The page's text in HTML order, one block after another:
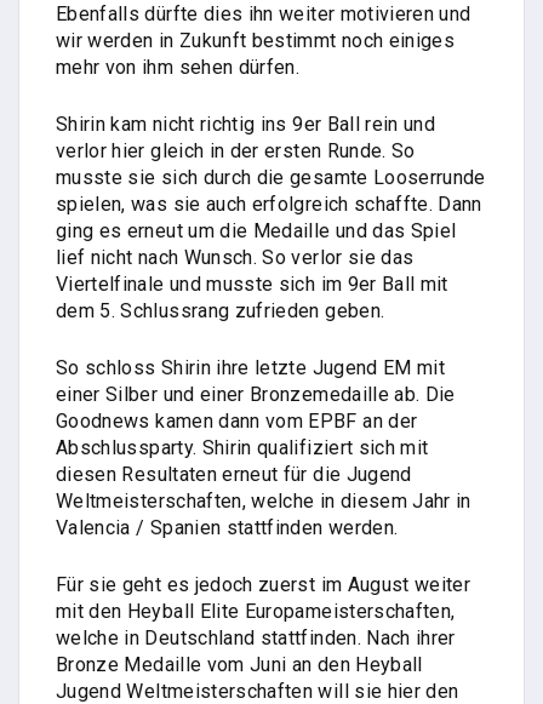
Ebenfalls dürfte dies ihn weiter motivieren und
wir werden in Zukunft bestimmt noch einiges
mehr von ihm sehen dürfen.
Shirin kam nicht richtig ins 9er Ball rein und
verlor hier gleich in der ersten Runde. So
musste sie sich durch die gesamte Looserrunde
spielen, was sie auch erfolgreich schaffte. Dann
ging es erneut um die Medaille und das Spiel
lief nicht nach Wunsch. So verlor sie das
Viertelfinale und musste sich im 9er Ball mit
dem 5. Schlussrang zufrieden geben.
So schloss Shirin ihre letzte Jugend EM mit
einer Silber und einer Bronzemedaille ab. Die
Goodnews kamen dann vom EPBF an der
Abschlussparty. Shirin qualifiziert sich mit
diesen Resultaten erneut für die Jugend
Weltmeisterschaften, welche in diesem Jahr in
Valencia / Spanien stattfinden werden.
Für sie geht es jedoch zuerst im August weiter
mit den Heyball Elite Europameisterschaften,
welche in Deutschland stattfinden. Nach ihrer
Bronze Medaille vom Juni an den Heyball
Jugend Weltmeisterschaften will sie hier den